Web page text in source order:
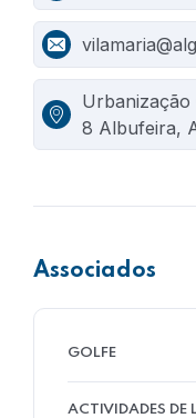
Urbanização
8 Albufeira,
Associados
GOLFE
ACTIVIDADES DE